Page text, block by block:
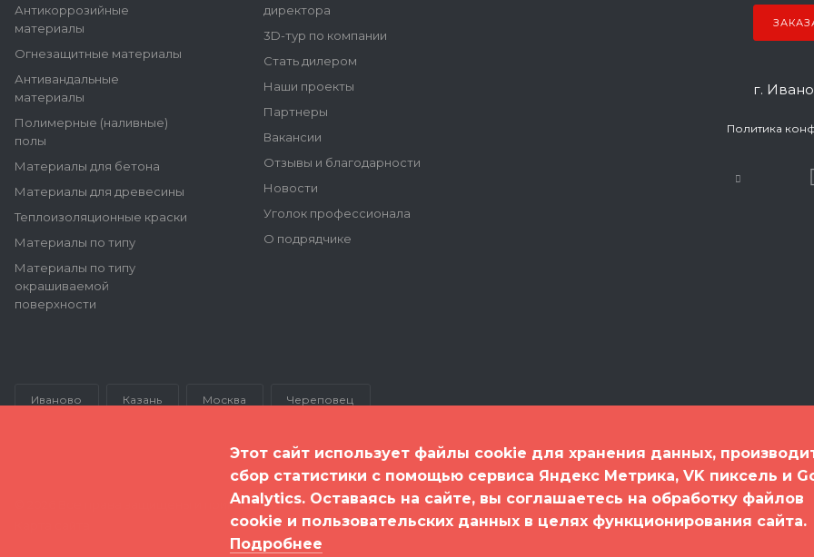
Антикоррозийные
материалы
Огнезащитные материалы
Антивандальные
материалы
Полимерные (наливные)
полы
Материалы для бетона
Материалы для древесины
Теплоизоляционные краски
Материалы по типу
Материалы по типу
окрашиваемой
поверхности
директора
3D-тур по компании
Стать дилером
Наши проекты
Партнеры
Вакансии
Отзывы и благодарности
Новости
Уголок профессионала
О подрядчике
г.
Политика
Иваново Казань Москва Череповец
© 2026 Все права защищены и принадлежат ООО "Полимер Экспорт"
Этот сайт использует файлы cookie для хранения данных,
сбор статистики с помощью сервиса Яндекс Метрика, VK пиксель и
Analytics. Оставаясь на сайте, вы соглашаетесь на обработку файлов
cookie и пользовательских данных в целях функционирования сайта.
Подробнее